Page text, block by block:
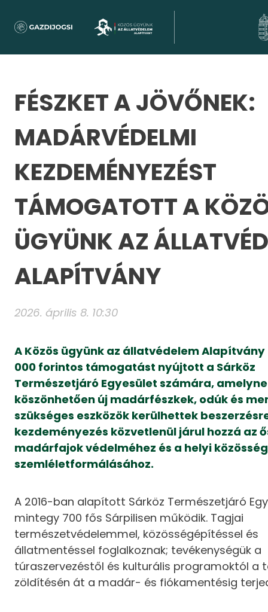
FÉSZKET A JÖVŐNEK:
MADÁRVÉDELMI
KEZDEMÉNYEZÉST
TÁMOGATOTT A
ÜGYÜNK AZ
ALAPÍTVÁNY
2026. április 8. 10:30
A Közös ügyünk az állatvédelem Alapítvány
000 forintos támogatást nyújtott a Sárköz
Természetjáró Egyesület számára,
köszönhetően új madárfészkek, odúk és
szükséges eszközök kerülhettek
kezdeményezés közvetlenül járul hozzá az
madárfajok védelméhez és a helyi közösség
szemléletformálásához.
A 2016-ban alapított Sárköz Természetjáró
mintegy 700 fős Sárpilisen működik. Tagjai
természetvédelemmel, közösségépítéssel és
állatmentéssel foglalkoznak; tevékenységük a
túraszervezéstől és kulturális programoktól a
zöldítésén át a madár- és fiókamentésig